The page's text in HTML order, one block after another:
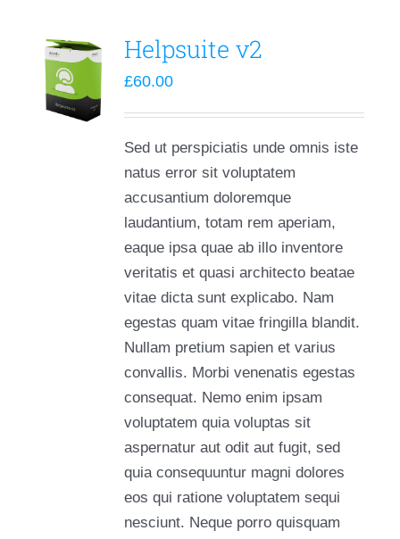
Helpsuite v2
£60.00
Sed ut perspiciatis unde omnis iste
natus error sit voluptatem
accusantium doloremque
laudantium, totam rem aperiam,
eaque ipsa quae ab illo inventore
veritatis et quasi architecto beatae
vitae dicta sunt explicabo. Nam
egestas quam vitae fringilla blandit.
Nullam pretium sapien et varius
convallis. Morbi venenatis egestas
consequat. Nemo enim ipsam
voluptatem quia voluptas sit
aspernatur aut odit aut fugit, sed
quia consequuntur magni dolores
eos qui ratione voluptatem sequi
nesciunt. Neque porro quisquam